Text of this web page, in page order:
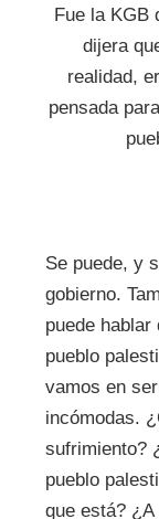
Fue la KGB
dijera
realidad,
pensada
Se puede, y
gobierno.
puede
pueblo
vamos en
incómodas.
sufrimiento?
pueblo
que está?